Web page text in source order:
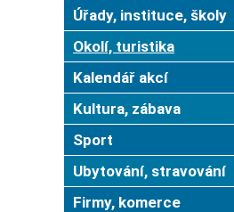
Úřady, instituce, školy
Okolí, turistika
Kalendář akcí
Kultura, zábava
Sport
Ubytování, stravování
Firmy, komerce